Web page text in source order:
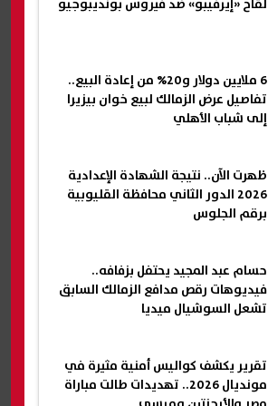
لقاح «إيرفيبو» ضد فيروس بونديبوجيو
6 ملايين دولار و20% من إعادة البيع..
تفاصيل عرض الزمالك لبيع خوان بيزيرا
إلى شباب الأهلي
ظهرت الآن.. نتيجة الشهادة الإعدادية
2026 الدور الثاني محافظة القليوبية
برقم الجلوس
حسام عبد المجيد يحتفل بزفافه..
فيديوهات رقص مدافع الزمالك السابق
تشعل السوشيال ميديا
تقرير يكشف كواليس أمنية مثيرة في
مونديال 2026.. تهديدات طالت مباراة